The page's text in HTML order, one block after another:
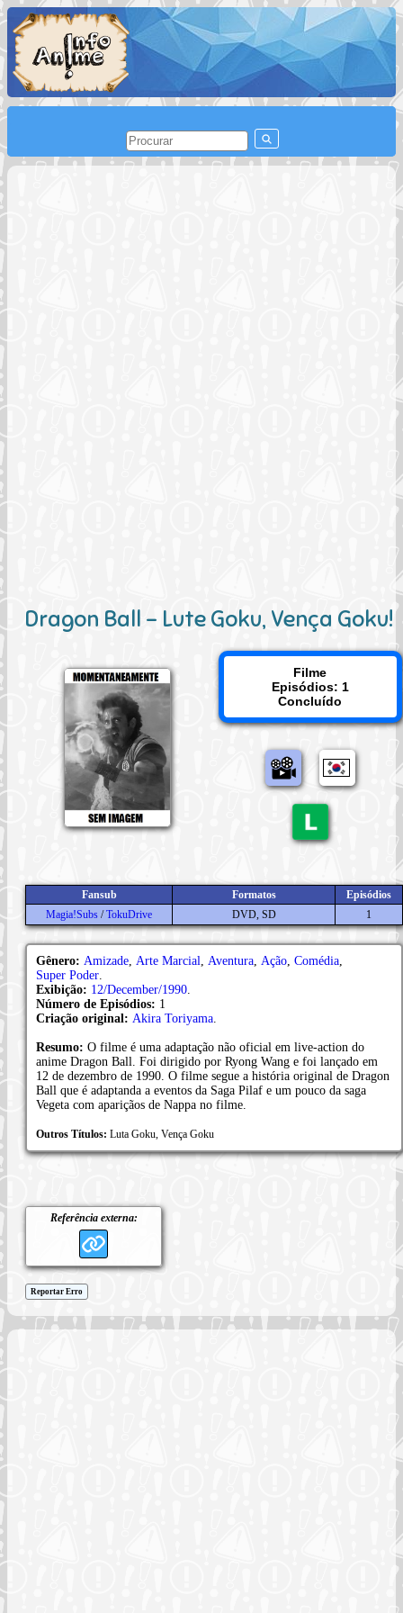
Dragon Ball - Lute Goku, Vença Goku!
Filme
Episódios: 1
Concluído
Fansub Formatos
Episódios
Magia!Subs /TokuDrive DVD, SD 1
Gênero: Amizade Arte Marcial Aventura Ação Comédia
Super Poder
Exibição: 12/December/1990
Número de Episódios: 1
Criação original: Akira Toriyama
Resumo: O filme é uma adaptação não oficial em live-action do
anime Dragon Ball. Foi dirigido por Ryong Wang e foi lançado em
12 de dezembro de 1990. O filme segue a história original de Dragon
Ball que é adaptanda a eventos da Saga Pilaf e um pouco da saga
Vegeta com apariçãos de Nappa no filme.
Outros Títulos: Luta Goku, Vença Goku
Referência externa:
Reportar Erro